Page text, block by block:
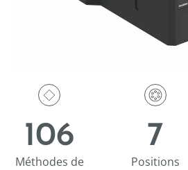
106
Méthodes de
7
Positions